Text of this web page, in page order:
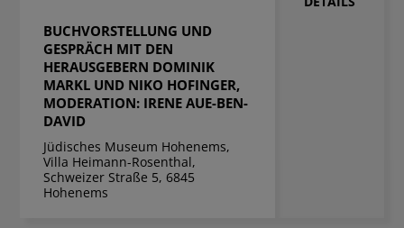
BUCHVORSTELLUNG UND
GESPRÄCH MIT DEN
HERAUSGEBERN DOMINIK
MARKL UND NIKO HOFINGER,
MODERATION: IRENE AUE-BEN-
DAVID
Jüdisches Museum Hohenems,
Villa Heimann-Rosenthal,
Schweizer Straße 5, 6845
Hohenems